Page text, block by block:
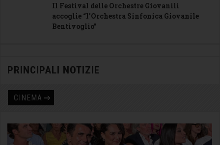
Il Festival delle Orchestre Giovanili
accoglie “l’Orchestra Sinfonica Giovanile
Bentivoglio”
PRINCIPALI NOTIZIE
CINEMA